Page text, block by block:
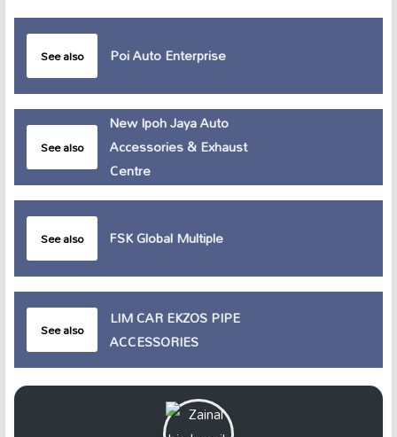
See also Poi Auto Enterprise
See also
New Ipoh Jaya Auto
Accessories & Exhaust
Centre
See also FSK Global Multiple
See also
LIM CAR EKZOS PIPE
ACCESSORIES